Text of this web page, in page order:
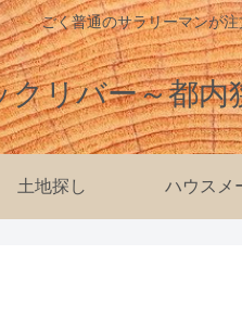
ごく普通のサラリーマンが
クリバー～都内
土地探し ハウスメ